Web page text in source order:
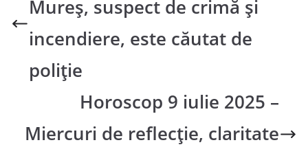
Mureș, suspect de crimă și
incendiere, este căutat de
poliție
Horoscop 9 iulie 2025 –
Miercuri de reflecție, claritate